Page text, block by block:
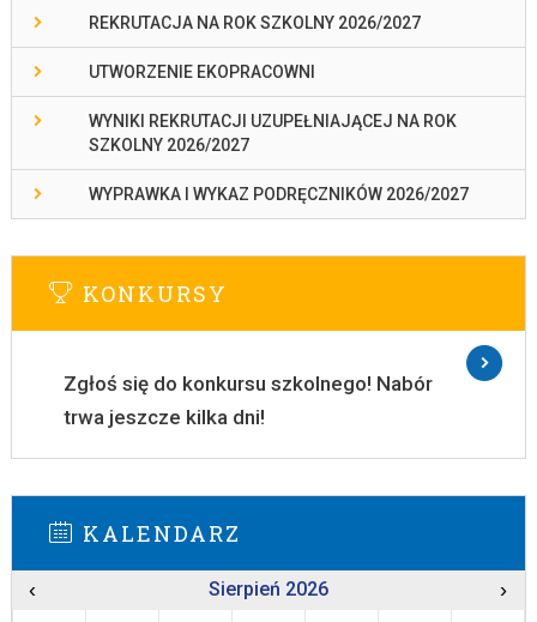
REKRUTACJA NA ROK SZKOLNY 2026/2027
UTWORZENIE EKOPRACOWNI
WYNIKI REKRUTACJI UZUPEŁNIAJĄCEJ NA ROK
SZKOLNY 2026/2027
WYPRAWKA I WYKAZ PODRĘCZNIKÓW 2026/2027
KONKURSY
Zgłoś się do konkursu szkolnego! Nabór
trwa jeszcze kilka dni!
KALENDARZ
‹ Sierpień 2026 ›